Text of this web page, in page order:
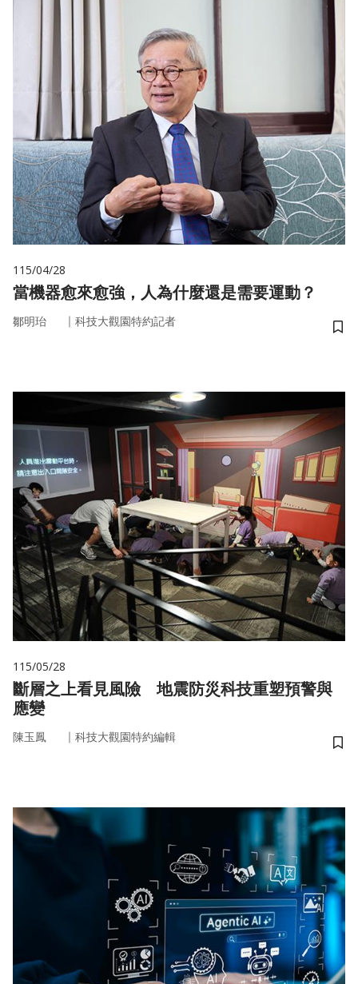
115/04/28
當機器愈來愈強，人為什麼還是需要運動？
鄒明珆 ｜ 科技大觀園特約記者
儲
115/05/28
斷層之上看見風險 地震防災科技重塑預警與
應變
陳玉鳳 ｜ 科技大觀園特約編輯
儲